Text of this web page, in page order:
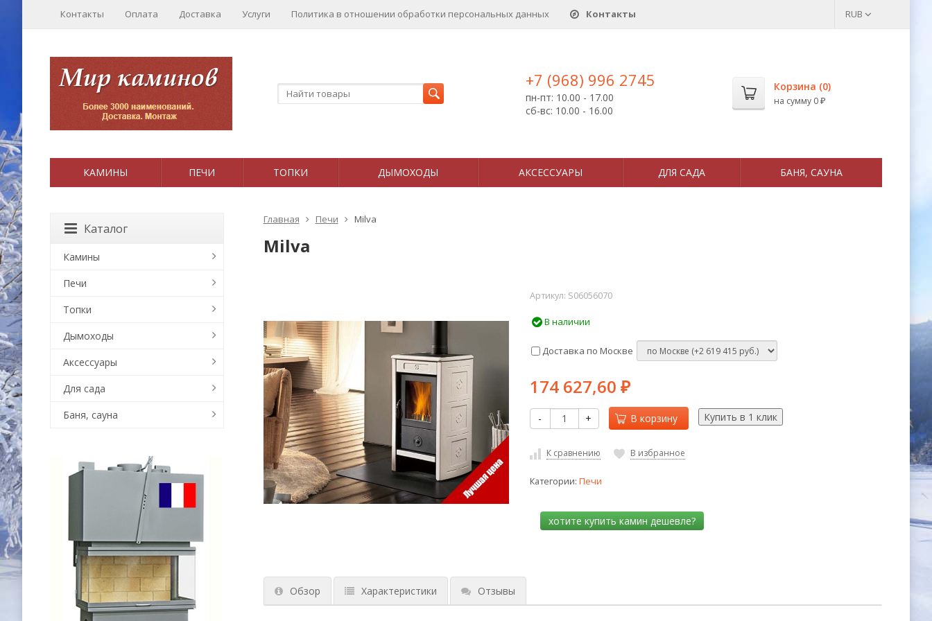
Контакты Оплата Доставка Услуги Политика в отношении обработки персональных данныx Контакты RUB
+7 (968) 996 2745
пн-пт: 10.00 - 17.00
сб-вс: 10.00 - 16.00
Корзина (0)
на сумму 0 ₽
КАМИНЫ ПЕЧИ ТОПКИ ДЫМОХОДЫ АКСЕССУАРЫ ДЛЯ САДА БАНЯ, САУНА
Главная Печи Milva
Milva
Артикул: S06056070
В наличии
Доставка по Москве
174 627,60 ₽
- + В корзину
К сравнению В избранное
Категории: Печи
Обзор Характеристики Отзывы
Каталог
Камины
Печи
Топки
Дымоходы
Аксессуары
Для сада
Баня, сауна